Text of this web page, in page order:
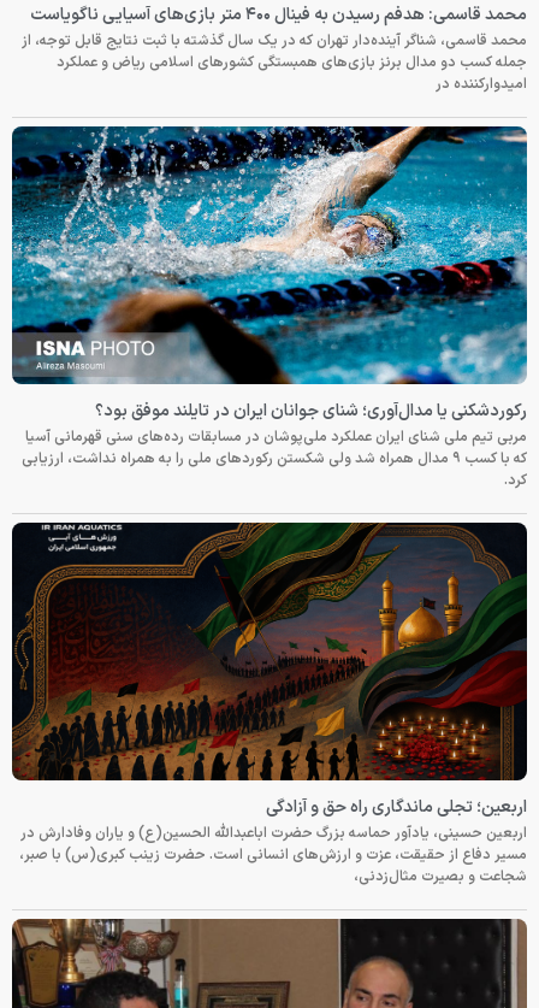
محمد قاسمی: هدفم رسیدن به فینال ۴۰۰ متر بازی‌های آسیایی ناگویاست
محمد قاسمی، شناگر آینده‌دار تهران که در یک سال گذشته با ثبت نتایج قابل توجه، از
جمله کسب دو مدال برنز بازی‌های همبستگی کشورهای اسلامی ریاض و عملکرد
امیدوارکننده در
رکوردشکنی یا مدال‌آوری؛ شنای جوانان ایران در تایلند موفق بود؟
مربی تیم ملی شنای ایران عملکرد ملی‌پوشان در مسابقات رده‌های سنی قهرمانی آسیا
که با کسب ۹ مدال همراه شد ولی شکستن رکوردهای ملی را به همراه نداشت، ارزیابی
کرد.
اربعین؛ تجلی ماندگاری راه حق و آزادگی
اربعین حسینی، یادآور حماسه بزرگ حضرت اباعبدالله الحسین(ع) و یاران وفادارش در
مسیر دفاع از حقیقت، عزت و ارزش‌های انسانی است. حضرت زینب کبری(س) با صبر،
شجاعت و بصیرت مثال‌زدنی،